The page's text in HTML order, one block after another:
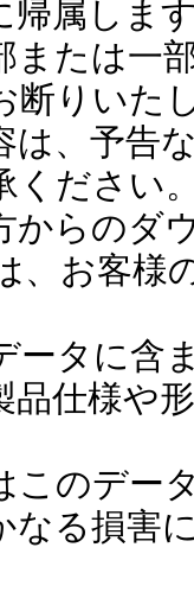
帰属しま
または一
断りいた
は、予告
ください
からのダ
、お客様
タに含
品仕様や
のデー
なる損害